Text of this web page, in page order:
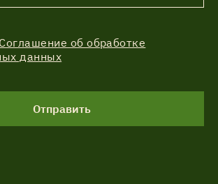
Соглашение об обработке
данных
Отправить